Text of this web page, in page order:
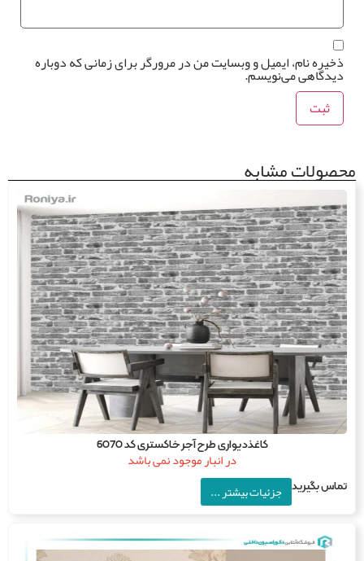
نام، ایمیل و وبسایت من در مرورگر برای زمانی که دوباره
می‌نویسم.
مشابه
کاغذدیواری طرح آجر خاکستری کد 6070
در انبار موجود نمی باشد
بگیرید جزئیات بیشتر ...